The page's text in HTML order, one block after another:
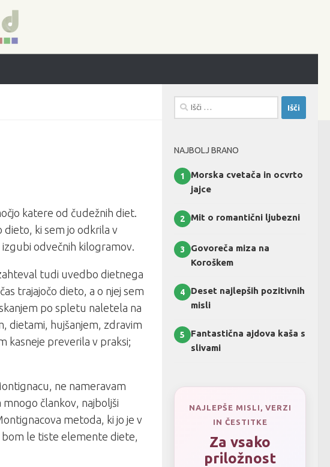
katere od čudežnih diet.
dieto, ki sem jo odkrila v
odvečnih kilogramov.
tudi uvedbo dietnega
trajajočo dieto, a o njej sem
po spletu naletela na
dietami, hujšanjem, zdravim
kasneje preverila v praksi;
ne nameravam
člankov, najboljši
metoda, ki jo je v
bom le tiste elemente diete,
Išči:
NAJBOLJ BRANO
1
Morska cvetača in ocvrto
jajce
2 Mit o romantični ljubezni
3
Govoreča miza na
Koroškem
4
Deset najlepših pozitivnih
misli
5
Fantastična ajdova kaša s
slivami
NAJLEPŠE MISLI, VERZI
IN ČESTITKE
Za vsako
priložnost